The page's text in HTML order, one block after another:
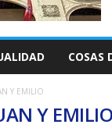
COSAS
Y EMILIO
Y EMILIO